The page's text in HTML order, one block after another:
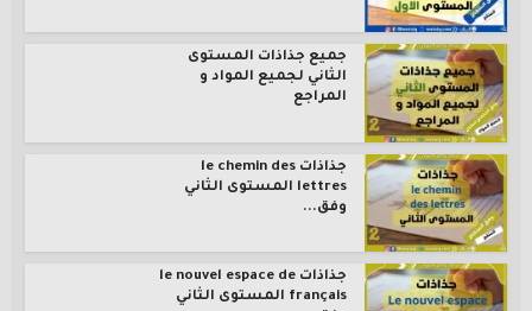
جميع جذاذات المستوى
الثاني لجميع المواد و
المراجع
جذاذات le chemin des
lettres المستوى الثاني
وفق...
جذاذات le nouvel espace de
français المستوى الثاني